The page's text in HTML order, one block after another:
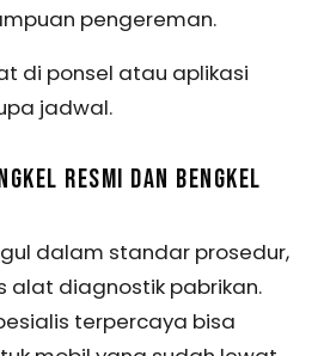
pengereman.
di ponsel atau aplikasi
jadwal.
RESMI DAN BENGKEL
dalam standar prosedur,
alat diagnostik pabrikan.
terpercaya bisa